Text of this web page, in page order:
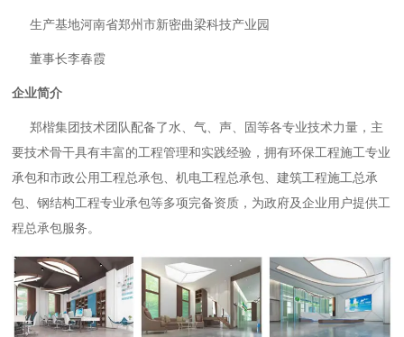
生产基地河南省郑州市新密曲梁科技产业园
董事长李春霞
企业简介
郑楷集团技术团队配备了水、气、声、固等各专业技术力量，主
要技术骨干具有丰富的工程管理和实践经验，拥有环保工程施工专业
承包和市政公用工程总承包、机电工程总承包、建筑工程施工总承
包、钢结构工程专业承包等多项完备资质，为政府及企业用户提供工
程总承包服务。